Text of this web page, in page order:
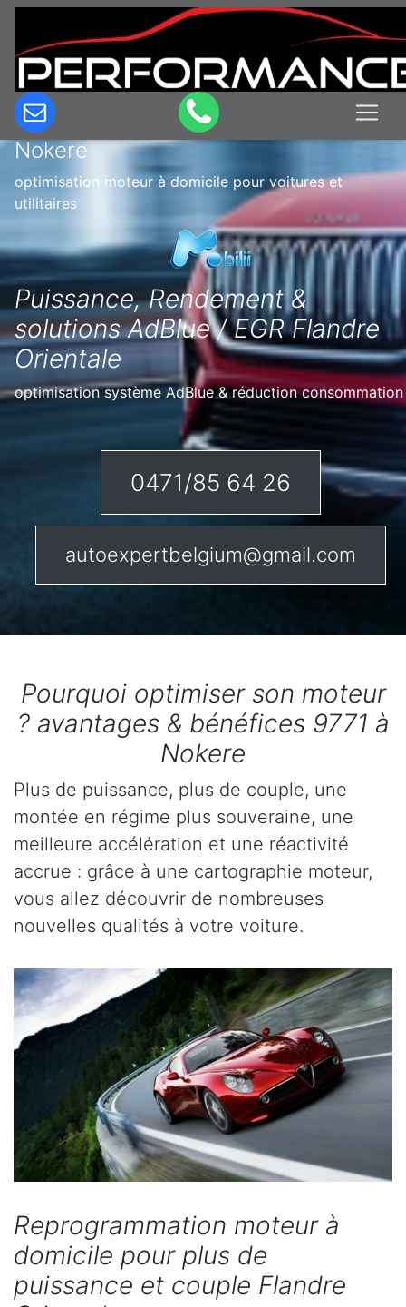
Optimisation & Reprogrammation
moteur à domicile en Belgique à
Nokere
optimisation moteur à domicile pour voitures et
utilitaires
Puissance, Rendement &
solutions AdBlue / EGR Flandre
Orientale
optimisation système AdBlue & réduction consommation
0471/85 64 26
autoexpertbelgium@gmail.com
Pourquoi optimiser son moteur
? avantages & bénéfices 9771 à
Nokere
Plus de puissance, plus de couple, une
montée en régime plus souveraine, une
meilleure accélération et une réactivité
accrue : grâce à une cartographie moteur,
vous allez découvrir de nombreuses
nouvelles qualités à votre voiture.
Reprogrammation moteur à
domicile pour plus de
puissance et couple Flandre